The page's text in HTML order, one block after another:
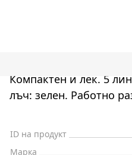
Компактен и лек. 5
лъч: зелен. Работно
ID на продукт
Марка